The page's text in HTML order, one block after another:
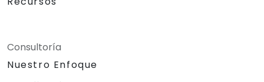
Consultoría
Nuestro Enfoque